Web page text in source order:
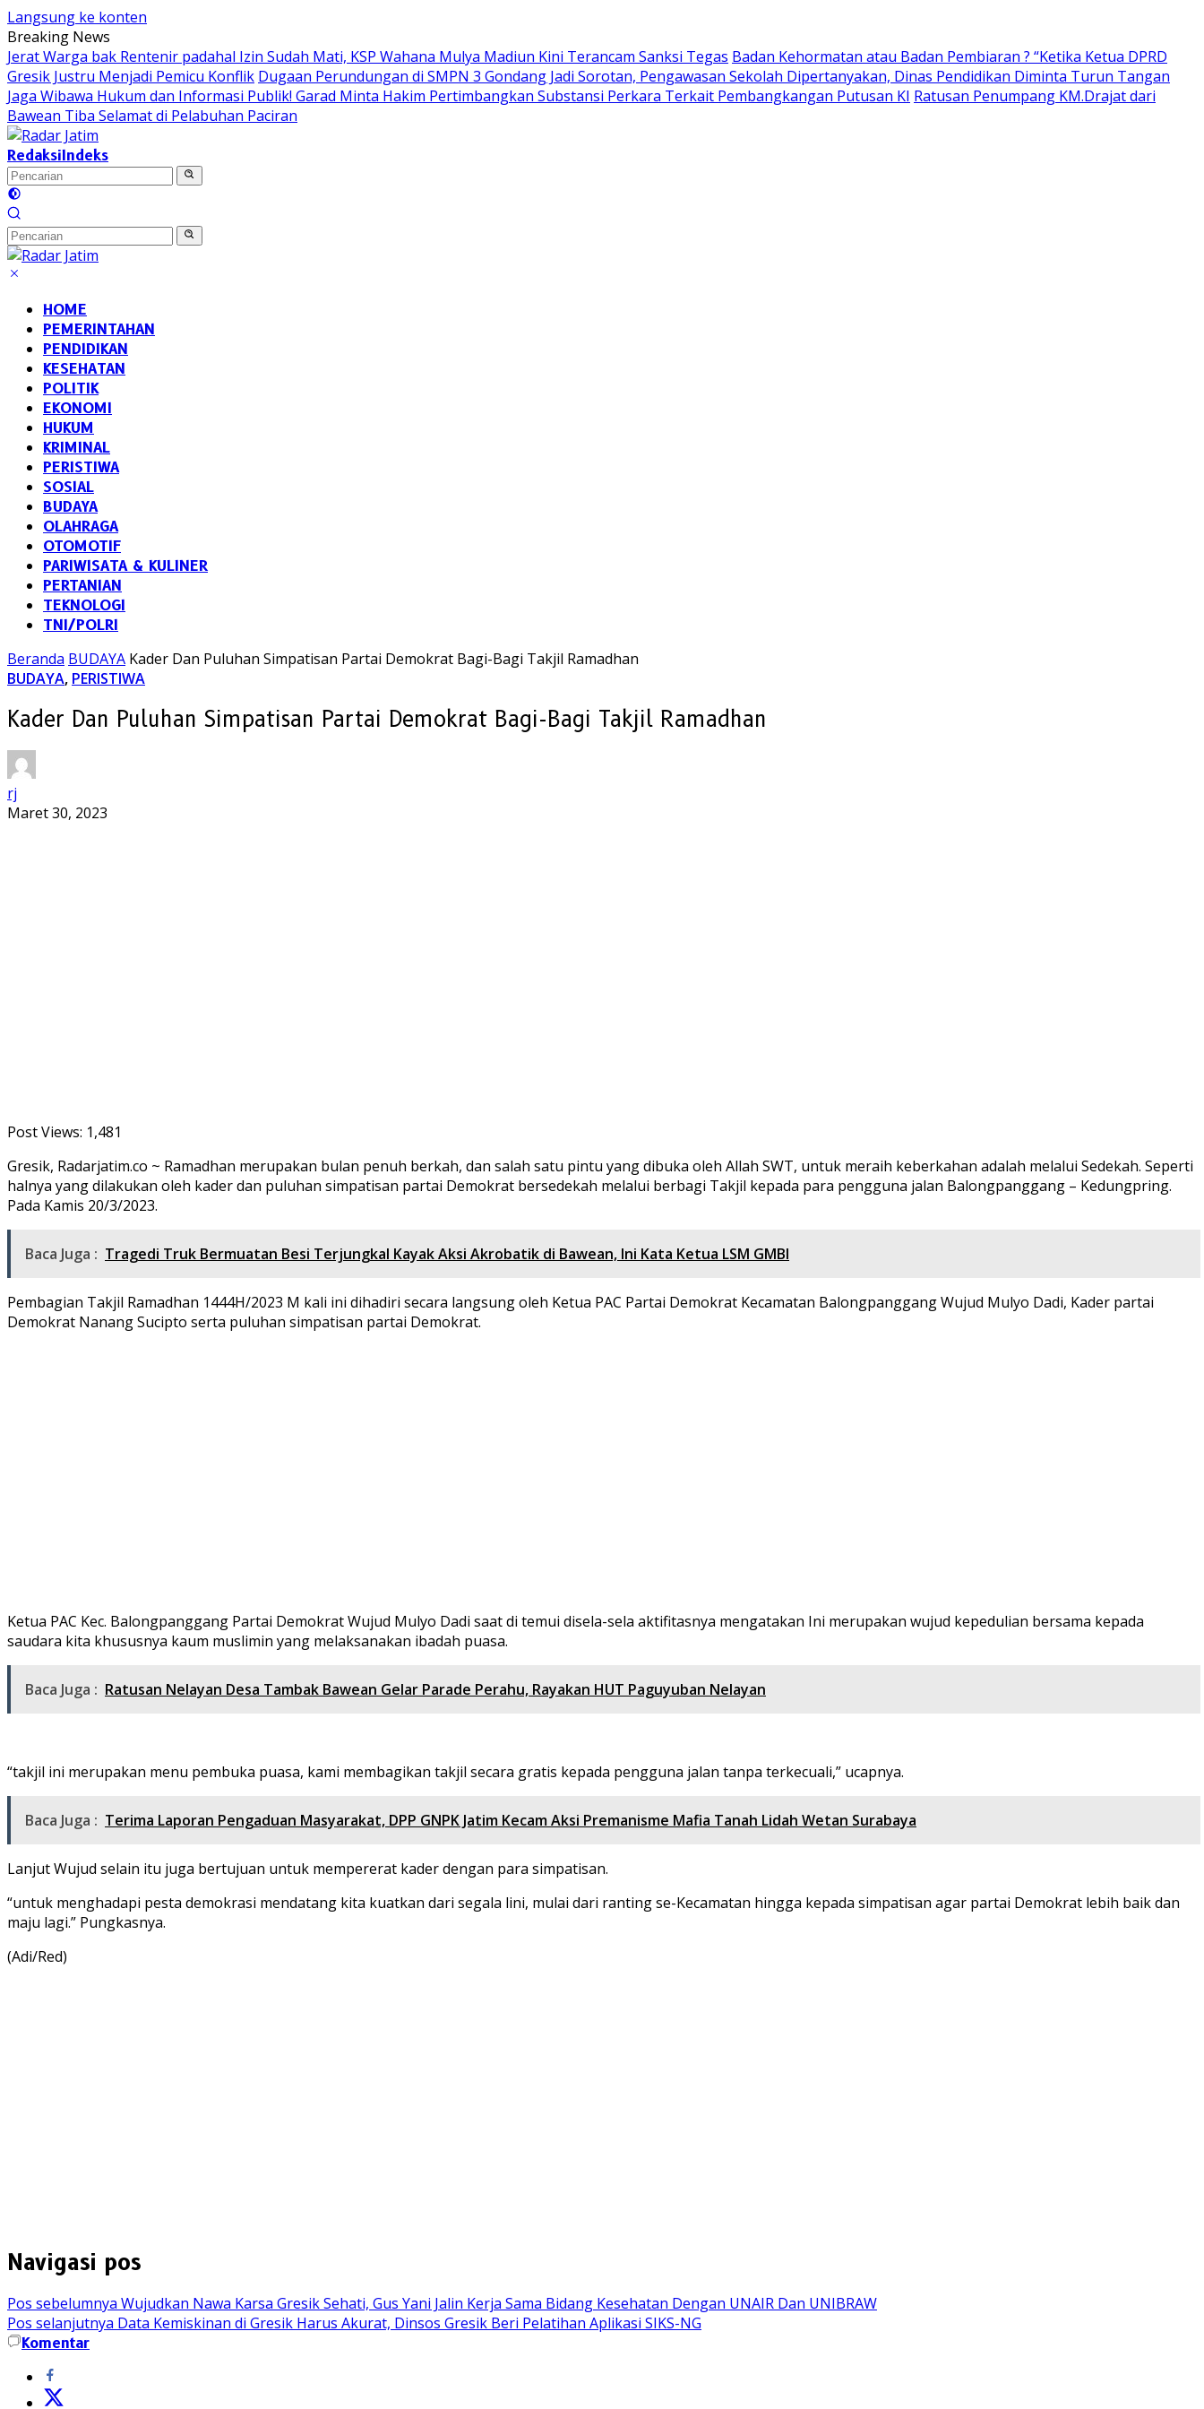
Langsung ke konten
Breaking News
Jerat Warga bak Rentenir padahal Izin Sudah Mati, KSP Wahana Mulya Madiun Kini Terancam Sanksi Tegas Badan Kehormatan atau Badan Pembiaran ? “Ketika Ketua DPRD
Gresik Justru Menjadi Pemicu Konflik Dugaan Perundungan di SMPN 3 Gondang Jadi Sorotan, Pengawasan Sekolah Dipertanyakan, Dinas Pendidikan Diminta Turun Tangan
Jaga Wibawa Hukum dan Informasi Publik! Garad Minta Hakim Pertimbangkan Substansi Perkara Terkait Pembangkangan Putusan KI Ratusan Penumpang KM.Drajat dari
Bawean Tiba Selamat di Pelabuhan Paciran
RedaksiIndeks
HOME
PEMERINTAHAN
PENDIDIKAN
KESEHATAN
POLITIK
EKONOMI
HUKUM
KRIMINAL
PERISTIWA
SOSIAL
BUDAYA
OLAHRAGA
OTOMOTIF
PARIWISATA & KULINER
PERTANIAN
TEKNOLOGI
TNI/POLRI
Beranda BUDAYA Kader Dan Puluhan Simpatisan Partai Demokrat Bagi-Bagi Takjil Ramadhan
BUDAYA, PERISTIWA
Kader Dan Puluhan Simpatisan Partai Demokrat Bagi-Bagi Takjil Ramadhan
rj
Maret 30, 2023
Post Views: 1,481
Gresik, Radarjatim.co ~ Ramadhan merupakan bulan penuh berkah, dan salah satu pintu yang dibuka oleh Allah SWT, untuk meraih keberkahan adalah melalui Sedekah. Seperti
halnya yang dilakukan oleh kader dan puluhan simpatisan partai Demokrat bersedekah melalui berbagi Takjil kepada para pengguna jalan Balongpanggang – Kedungpring.
Pada Kamis 20/3/2023.
Baca Juga : Tragedi Truk Bermuatan Besi Terjungkal Kayak Aksi Akrobatik di Bawean, lni Kata Ketua LSM GMBI
Pembagian Takjil Ramadhan 1444H/2023 M kali ini dihadiri secara langsung oleh Ketua PAC Partai Demokrat Kecamatan Balongpanggang Wujud Mulyo Dadi, Kader partai
Demokrat Nanang Sucipto serta puluhan simpatisan partai Demokrat.
Ketua PAC Kec. Balongpanggang Partai Demokrat Wujud Mulyo Dadi saat di temui disela-sela aktifitasnya mengatakan Ini merupakan wujud kepedulian bersama kepada
saudara kita khususnya kaum muslimin yang melaksanakan ibadah puasa.
Baca Juga : Ratusan Nelayan Desa Tambak Bawean Gelar Parade Perahu, Rayakan HUT Paguyuban Nelayan
“takjil ini merupakan menu pembuka puasa, kami membagikan takjil secara gratis kepada pengguna jalan tanpa terkecuali,” ucapnya.
Baca Juga : Terima Laporan Pengaduan Masyarakat, DPP GNPK Jatim Kecam Aksi Premanisme Mafia Tanah Lidah Wetan Surabaya
Lanjut Wujud selain itu juga bertujuan untuk mempererat kader dengan para simpatisan.
“untuk menghadapi pesta demokrasi mendatang kita kuatkan dari segala lini, mulai dari ranting se-Kecamatan hingga kepada simpatisan agar partai Demokrat lebih baik dan
maju lagi.” Pungkasnya.
(Adi/Red)
Navigasi pos
Pos sebelumnya Wujudkan Nawa Karsa Gresik Sehati, Gus Yani Jalin Kerja Sama Bidang Kesehatan Dengan UNAIR Dan UNIBRAW
Pos selanjutnya Data Kemiskinan di Gresik Harus Akurat, Dinsos Gresik Beri Pelatihan Aplikasi SIKS-NG
Komentar